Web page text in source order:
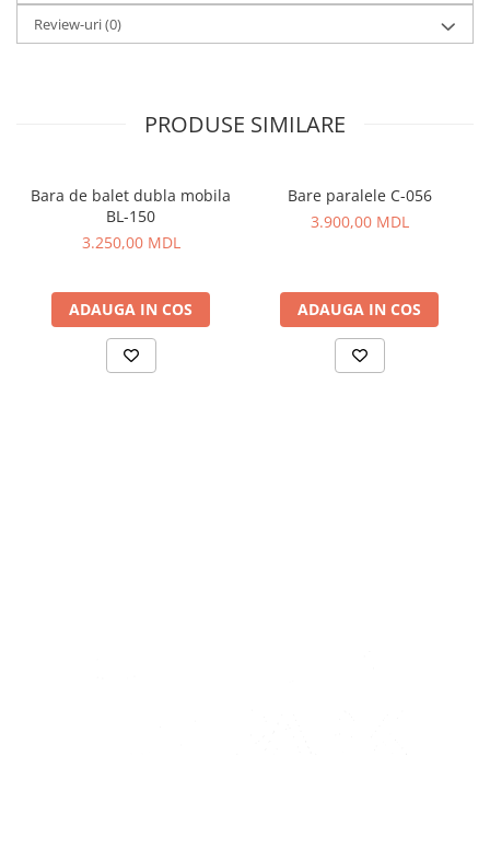
Review-uri(0)
PRODUSE SIMILARE
Bara de balet dubla mobila
BL-150
3.250,00 MDL
ADAUGA IN COS
Bare paralele C-056
3.900,00 MDL
ADAUGA IN COS